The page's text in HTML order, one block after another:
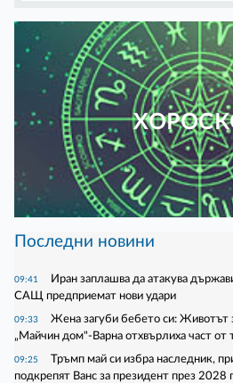
Последни новини
09:41
Иран заплашва да атакува
САЩ предприемат нови удари
09:33
Жена загуби бебето си: Животът
„Майчин дом"-Варна отхвърлиха част от
09:25
Тръмп май си избра наследник,
подкрепят Ванс за президент през 2028